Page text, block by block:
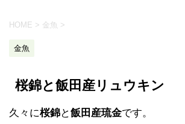
HOME > 金魚 >
金魚
桜錦と飯田産リュウキン
久々に桜錦と飯田産琉金です。